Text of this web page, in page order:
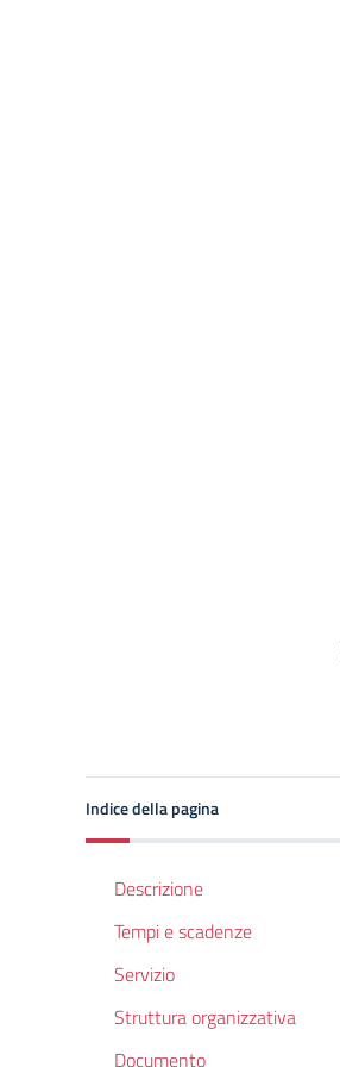
Indice della pagina
Descrizione
Tempi e scadenze
Servizio
Struttura organizzativa
Documento